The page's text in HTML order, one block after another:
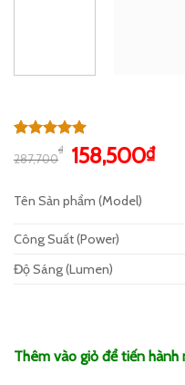
trên 5
dựa trên
287,700
₫
Giá
là:
158,500₫Giá
Tên Sản phẩm (Model)
Công Suất (Power)
Độ Sáng (Lumen)
Thêm vào giỏ để tiến hành